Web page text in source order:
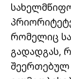
რომელიც
გადადგას,